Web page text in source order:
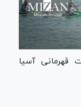
قهرمانی آسیا